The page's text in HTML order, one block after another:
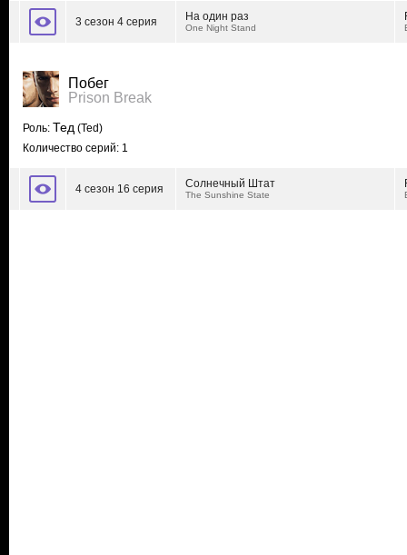
3 сезон 4 серия На один раз
One Night Stand
Побег
Prison Break
Роль: Тед (Ted)
Количество серий: 1
4 сезон 16 серия Солнечный Штат
The Sunshine State